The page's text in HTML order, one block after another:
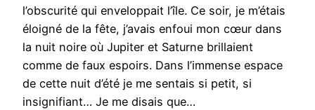
l’obscurité qui enveloppait l’île. Ce soir, je m’étais
éloigné de la fête, j’avais enfoui mon cœur dans
la nuit noire où Jupiter et Saturne brillaient
comme de faux espoirs. Dans l’immense espace
de cette nuit d’été je me sentais si petit, si
insignifiant… Je me disais que…